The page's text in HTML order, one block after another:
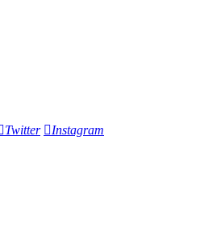
Twitter Instagram